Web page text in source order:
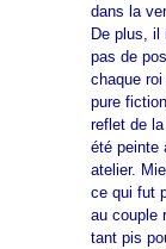
dans la
De plus, il
pas de
chaque
pure
reflet de
été peinte
atelier.
ce qui fut
au couple
tant pis